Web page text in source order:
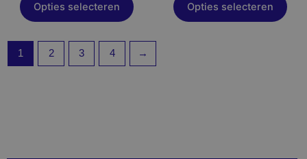
Opties selecteren Opties selecteren
1 2 3 4 →